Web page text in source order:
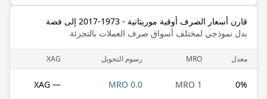
قارن أسعار الصرف أوقية موريتانية - 1973-2017 إلى فضة
بدل نموذجي لمختلف أسواق صرف العملات بالتجزئة
معدل MRO رسوم التحويل XAG
0%
1 MRO
0.0 MRO
— XAG